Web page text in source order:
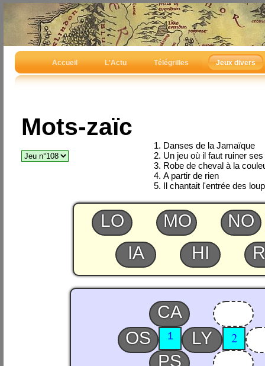
Accueil L'Actu Télégrilles Jeux divers
Mots-zaïc
Danses de la Jamaïque
Un jeu où il faut ruiner
Robe de cheval à la
A partir de rien
Il chantait l'entrée des
LO MO
NO
IA
HI
CA
OS 1 LY 2
PS